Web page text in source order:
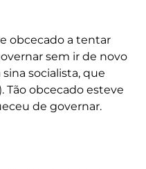
obcecado a tentar
sem ir de novo
socialista, que
Tão obcecado esteve
de governar.